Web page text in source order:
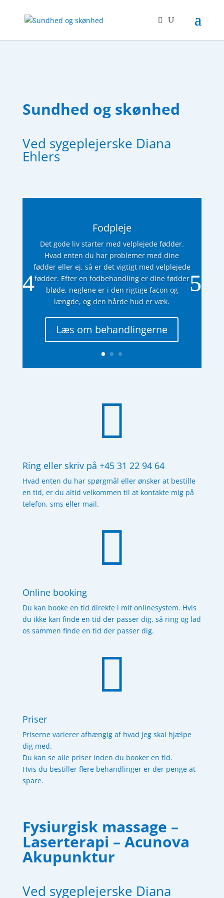
Sundhed og skønhed
Ved sygeplejerske Diana
Ehlers
Fodpleje
Det gode liv starter med velplejede fødder.
Hvad enten du har problemer med dine
fødder eller ej, så er det vigtigt med velplejede
fødder. Efter en fodbehandling er dine fødder
bløde, neglene er i den rigtige facon og
længde, og den hårde hud er væk.
Læs om behandlingerne

Ring eller skriv på +45 31 22 94 64
Hvad enten du har spørgmål eller ønsker at bestille
en tid, er du altid velkommen til at kontakte mig på
telefon, sms eller mail.

Online booking
Du kan booke en tid direkte i mit onlinesystem. Hvis
du ikke kan finde en tid der passer dig, så ring og lad
os sammen finde en tid der passer dig.

Priser
Priserne varierer afhængig af hvad jeg skal hjælpe
dig med.
Du kan se alle priser inden du booker en tid.
Hvis du bestiller flere behandlinger er der penge at
spare.
Fysiurgisk massage –
Laserterapi – Acunova
Akupunktur
Ved sygeplejerske Diana